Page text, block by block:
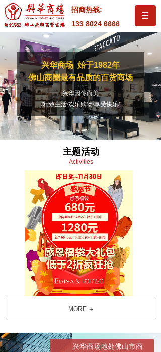
招商热线:
133 8024 6666
兴华商场 始于1982年
佛山商圈最有品质的百货商场
兴华因你而美
/精致生活/欢乐购物/享受快乐/
主题活动
Activities
最强寒潮与36周年店庆相遇，惠馈“兴”
友，温暖如愿！
MORE ＋
兴华商场地处佛山市商